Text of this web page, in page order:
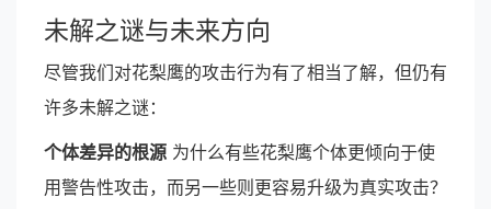
未解之谜与未来方向
尽管我们对花梨鹰的攻击行为有了相当了解，但仍有
许多未解之谜：
个体差异的根源 为什么有些花梨鹰个体更倾向于使
用警告性攻击，而另一些则更容易升级为真实攻击？